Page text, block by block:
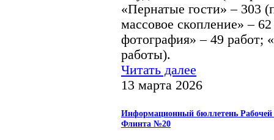
«Пернатые гости» – 303
массовое скопление» –
фотография» – 49 работ;
работы).
Читать далее
13 марта 2026
Информационный бюллетень
Флинта №20